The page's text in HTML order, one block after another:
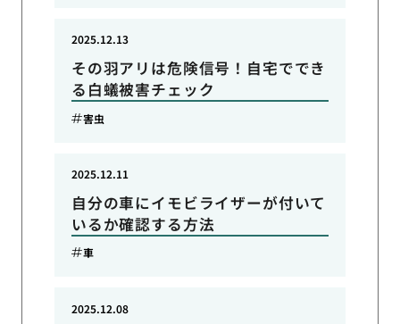
その羽アリは危険信号！自宅ででき
る白蟻被害チェック
2025.12.13
害虫
自分の車にイモビライザーが付いて
いるか確認する方法
2025.12.11
車
2025.12.08